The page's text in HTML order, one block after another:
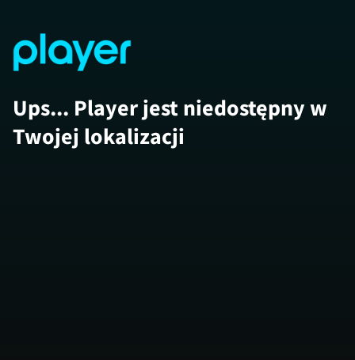
Ups... Player jest niedostępny w
Twojej lokalizacji